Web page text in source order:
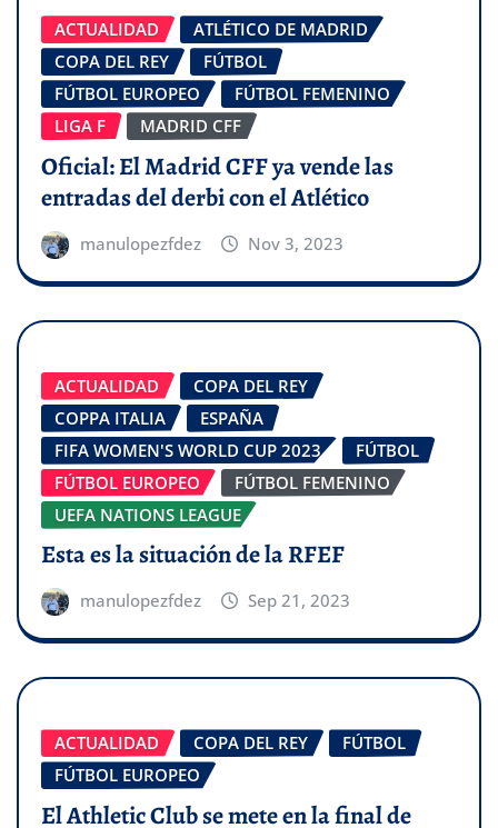
ACTUALIDAD
ATLÉTICO DE MADRID
COPA DEL REY
FÚTBOL
FÚTBOL EUROPEO
FÚTBOL FEMENINO
LIGA F
MADRID CFF
Oficial: El Madrid CFF ya vende las
entradas del derbi con el Atlético
manulopezfdez Nov 3, 2023
ACTUALIDAD
COPA DEL REY
COPPA ITALIA
ESPAÑA
FIFA WOMEN'S WORLD CUP 2023
FÚTBOL
FÚTBOL EUROPEO
FÚTBOL FEMENINO
UEFA NATIONS LEAGUE
Esta es la situación de la RFEF
manulopezfdez Sep 21, 2023
ACTUALIDAD COPA DEL REY
FÚTBOL
FÚTBOL EUROPEO
El Athletic Club se mete en la final de